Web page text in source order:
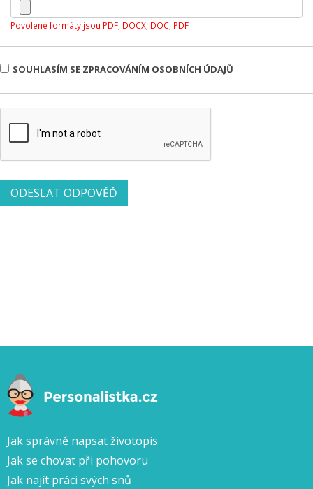
Povolené formáty jsou PDF, DOCX, DOC, PDF
SOUHLASÍM SE ZPRACOVÁNÍM OSOBNÍCH ÚDAJŮ
Jak správně napsat životopis
Jak se chovat při pohovoru
Jak najít práci svých snů